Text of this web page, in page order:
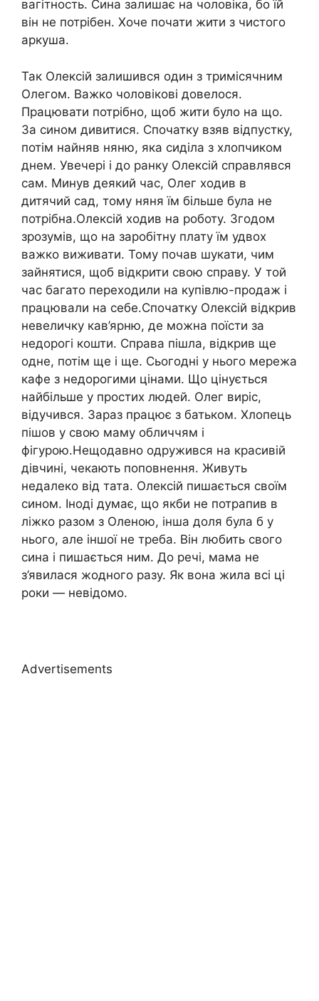
вагітность. Сина залишає на чоловіка, бо їй
він не потрібен. Хоче почати жити з чистого
аркуша.
Так Олексій залишився один з тримісячним
Олегом. Важко чоловікові довелося.
Працювати потрібно, щоб жити було на що.
За сином дивитися. Спочатку взяв відпустку,
потім найняв няню, яка сиділа з хлопчиком
днем. Увечері і до ранку Олексій справлявся
сам. Минув деякий час, Олег ходив в
дитячий сад, тому няня їм більше була не
потрібна.Олексій ходив на роботу. Згодом
зрозумів, що на заробітну плату їм удвох
важко виживати. Тому почав шукати, чим
зайнятися, щоб відкрити свою справу. У той
час багато переходили на купівлю-продаж і
працювали на себе.Спочатку Олексій відкрив
невеличку кав’ярню, де можна поїсти за
недорогі кошти. Справа пішла, відкрив ще
одне, потім ще і ще. Сьогодні у нього мережа
кафе з недорогими цінами. Що цінується
найбільше у простих людей. Олег виріс,
відучився. Зараз працює з батьком. Хлопець
пішов у свою маму обличчям і
фігурою.Нещодавно одружився на красивій
дівчині, чекають поповнення. Живуть
недалеко від тата. Олексій пишається своїм
сином. Іноді думає, що якби не потрапив в
ліжко разом з Оленою, інша доля була б у
нього, але іншої не треба. Він любить свого
сина і пишається ним. До речі, мама не
з’явилася жодного разу. Як вона жила всі ці
роки — невідомо.
Advertisements